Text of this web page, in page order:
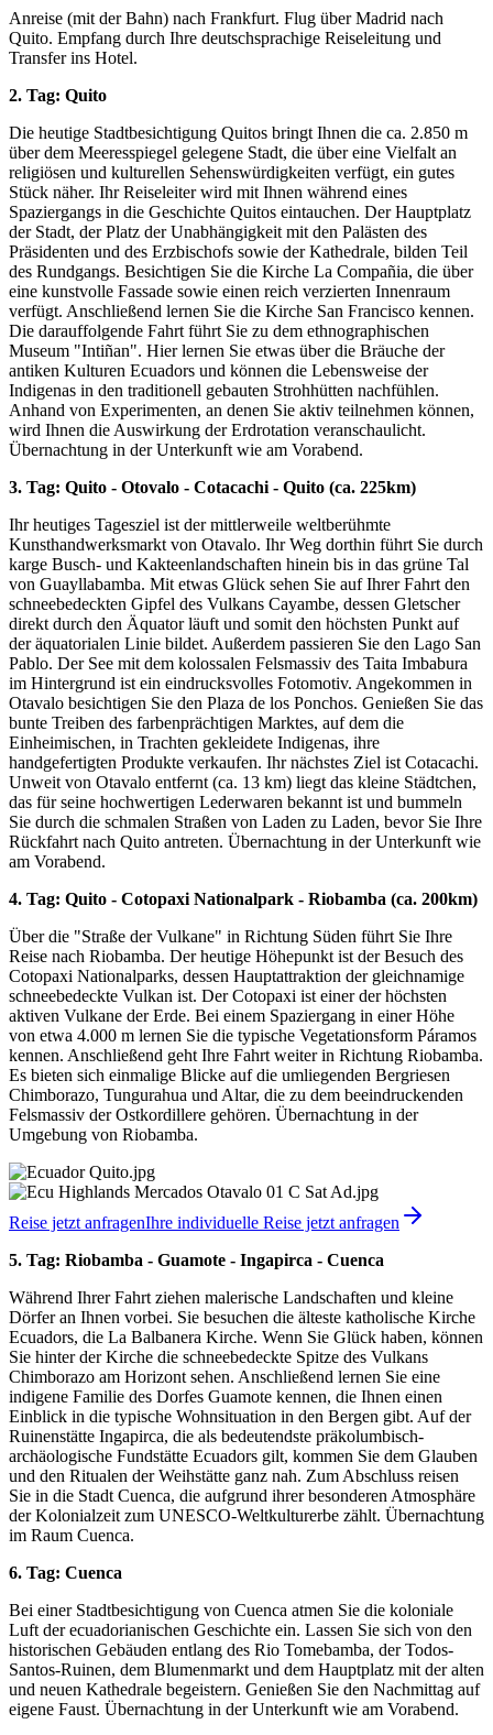
Anreise (mit der Bahn) nach Frankfurt. Flug über Madrid nach
Quito. Empfang durch Ihre deutschsprachige Reiseleitung und
Transfer ins Hotel.
2. Tag: Quito
Die heutige Stadtbesichtigung Quitos bringt Ihnen die ca. 2.850 m
über dem Meeresspiegel gelegene Stadt, die über eine Vielfalt an
religiösen und kulturellen Sehenswürdigkeiten verfügt, ein gutes
Stück näher. Ihr Reiseleiter wird mit Ihnen während eines
Spaziergangs in die Geschichte Quitos eintauchen. Der Hauptplatz
der Stadt, der Platz der Unabhängigkeit mit den Palästen des
Präsidenten und des Erzbischofs sowie der Kathedrale, bilden Teil
des Rundgangs. Besichtigen Sie die Kirche La Compañia, die über
eine kunstvolle Fassade sowie einen reich verzierten Innenraum
verfügt. Anschließend lernen Sie die Kirche San Francisco kennen.
Die darauffolgende Fahrt führt Sie zu dem ethnographischen
Museum "Intiñan". Hier lernen Sie etwas über die Bräuche der
antiken Kulturen Ecuadors und können die Lebensweise der
Indigenas in den traditionell gebauten Strohhütten nachfühlen.
Anhand von Experimenten, an denen Sie aktiv teilnehmen können,
wird Ihnen die Auswirkung der Erdrotation veranschaulicht.
Übernachtung in der Unterkunft wie am Vorabend.
3. Tag: Quito - Otovalo - Cotacachi - Quito (ca. 225km)
Ihr heutiges Tagesziel ist der mittlerweile weltberühmte
Kunsthandwerksmarkt von Otavalo. Ihr Weg dorthin führt Sie durch
karge Busch- und Kakteenlandschaften hinein bis in das grüne Tal
von Guayllabamba. Mit etwas Glück sehen Sie auf Ihrer Fahrt den
schneebedeckten Gipfel des Vulkans Cayambe, dessen Gletscher
direkt durch den Äquator läuft und somit den höchsten Punkt auf
der äquatorialen Linie bildet. Außerdem passieren Sie den Lago San
Pablo. Der See mit dem kolossalen Felsmassiv des Taita Imbabura
im Hintergrund ist ein eindrucksvolles Fotomotiv. Angekommen in
Otavalo besichtigen Sie den Plaza de los Ponchos. Genießen Sie das
bunte Treiben des farbenprächtigen Marktes, auf dem die
Einheimischen, in Trachten gekleidete Indigenas, ihre
handgefertigten Produkte verkaufen. Ihr nächstes Ziel ist Cotacachi.
Unweit von Otavalo entfernt (ca. 13 km) liegt das kleine Städtchen,
das für seine hochwertigen Lederwaren bekannt ist und bummeln
Sie durch die schmalen Straßen von Laden zu Laden, bevor Sie Ihre
Rückfahrt nach Quito antreten. Übernachtung in der Unterkunft wie
am Vorabend.
4. Tag: Quito - Cotopaxi Nationalpark - Riobamba (ca. 200km)
Über die "Straße der Vulkane" in Richtung Süden führt Sie Ihre
Reise nach Riobamba. Der heutige Höhepunkt ist der Besuch des
Cotopaxi Nationalparks, dessen Hauptattraktion der gleichnamige
schneebedeckte Vulkan ist. Der Cotopaxi ist einer der höchsten
aktiven Vulkane der Erde. Bei einem Spaziergang in einer Höhe
von etwa 4.000 m lernen Sie die typische Vegetationsform Páramos
kennen. Anschließend geht Ihre Fahrt weiter in Richtung Riobamba.
Es bieten sich einmalige Blicke auf die umliegenden Bergriesen
Chimborazo, Tungurahua und Altar, die zu dem beeindruckenden
Felsmassiv der Ostkordillere gehören. Übernachtung in der
Umgebung von Riobamba.
Reise jetzt anfragenIhre individuelle Reise jetzt anfragen
5. Tag: Riobamba - Guamote - Ingapirca - Cuenca
Während Ihrer Fahrt ziehen malerische Landschaften und kleine
Dörfer an Ihnen vorbei. Sie besuchen die älteste katholische Kirche
Ecuadors, die La Balbanera Kirche. Wenn Sie Glück haben, können
Sie hinter der Kirche die schneebedeckte Spitze des Vulkans
Chimborazo am Horizont sehen. Anschließend lernen Sie eine
indigene Familie des Dorfes Guamote kennen, die Ihnen einen
Einblick in die typische Wohnsituation in den Bergen gibt. Auf der
Ruinenstätte Ingapirca, die als bedeutendste präkolumbisch-
archäologische Fundstätte Ecuadors gilt, kommen Sie dem Glauben
und den Ritualen der Weihstätte ganz nah. Zum Abschluss reisen
Sie in die Stadt Cuenca, die aufgrund ihrer besonderen Atmosphäre
der Kolonialzeit zum UNESCO-Weltkulturerbe zählt. Übernachtung
im Raum Cuenca.
6. Tag: Cuenca
Bei einer Stadtbesichtigung von Cuenca atmen Sie die koloniale
Luft der ecuadorianischen Geschichte ein. Lassen Sie sich von den
historischen Gebäuden entlang des Rio Tomebamba, der Todos-
Santos-Ruinen, dem Blumenmarkt und dem Hauptplatz mit der alten
und neuen Kathedrale begeistern. Genießen Sie den Nachmittag auf
eigene Faust. Übernachtung in der Unterkunft wie am Vorabend.